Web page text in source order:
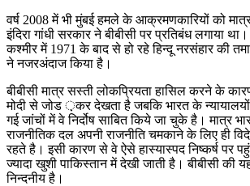
वर्ष 2008 में भी मुंबई हमले के आक्रमणकारियों को
इंदिरा गांधी सरकार ने बीबीसी पर प्रतिबंध लगाया
कश्मीर में 1971 के बाद से हो रहे हिन्दू नरसंहार की
ने नजरअंदाज किया है।
बीबीसी मात्र सस्ती लोकप्रियता हासिल करने के
मोदी से जोड ़कर देखता है जबकि भारत के न्यायालयों
गई जांचों में वे निर्दोष साबित किये जा चुके है। मात्र
राजनीतिक दल अपनी राजनीति चमकाने के लिए ही
रहते है। इसी कारण से वे ऐसे हास्यास्पद निष्कर्ष पर
ज्यादा खुशी पाकिस्तान में देखी जाती है। बीबीसी की
निन्दनीय है।